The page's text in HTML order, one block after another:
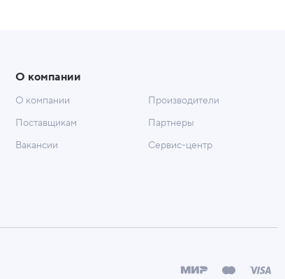
О компании
О компании
Поставщикам
Вакансии
Производители
Партнеры
Сервис-центр